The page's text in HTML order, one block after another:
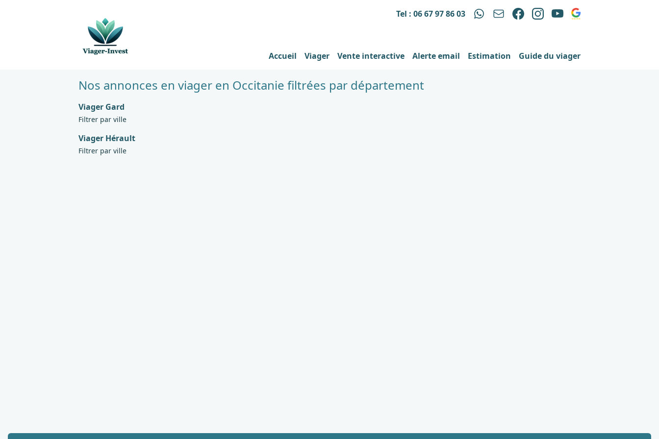
Tel : 06 67 97 86 03
Accueil Viager Vente interactive Alerte email Estimation Guide du viager
Nos annonces en viager en Occitanie filtrées par département
Viager Gard
Filtrer par ville
Viager Hérault
Filtrer par ville